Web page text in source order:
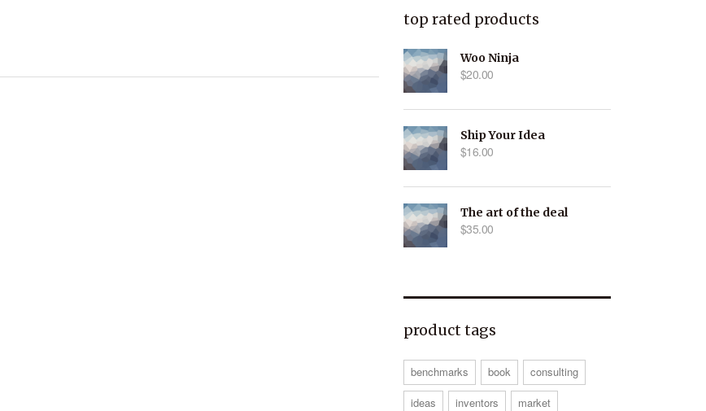
top rated products
Woo Ninja
$20.00
Ship Your Idea
$16.00
The art of the deal
$35.00
product tags
benchmarks book
consulting
ideas
inventors
market